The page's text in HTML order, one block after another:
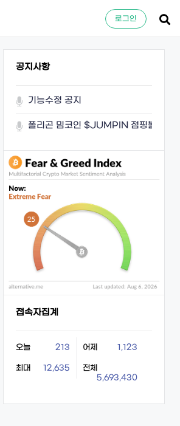
로그인
공지사항
기능수정 공지
폴리곤 밈코인 $JUMPIN 점핑볼이 쏜
접속자집계
오늘 213 어제 1,123
최대 12,635
전체
5,693,430